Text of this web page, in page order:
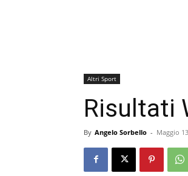
Altri Sport
Risultati
By Angelo Sorbello - Maggio